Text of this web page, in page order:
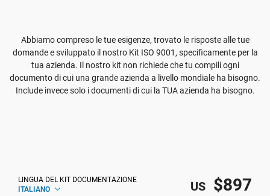
Abbiamo compreso le tue esigenze, trovato le risposte alle tue
domande e sviluppato il nostro Kit ISO 9001, specificamente per la
tua azienda. Il nostro kit non richiede che tu compili ogni
documento di cui una grande azienda a livello mondiale ha bisogno.
Include invece solo i documenti di cui la TUA azienda ha bisogno.
LINGUA DEL KIT DOCUMENTAZIONE
ITALIANO
US $897